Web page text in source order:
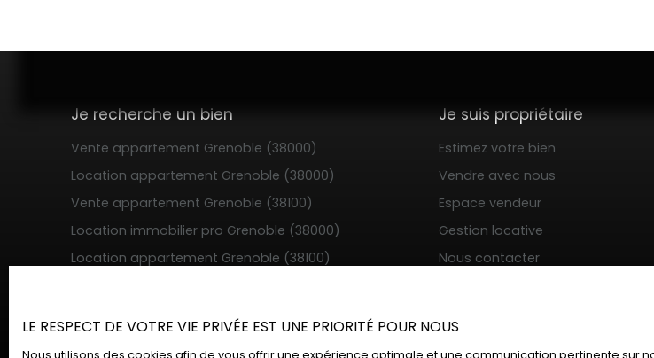
Je recherche un bien
Vente appartement Grenoble (38000)
Location appartement Grenoble (38000)
Vente appartement Grenoble (38100)
Location immobilier pro Grenoble (38000)
Location appartement Grenoble (38100)
Je suis propriétaire
Estimez votre bien
Vendre avec nous
Espace vendeur
Gestion locative
Nous contacter
LE RESPECT DE VOTRE VIE PRIVÉE EST UNE PRIORITÉ POUR NOUS
Nous utilisons des cookies afin de vous offrir une expérience optimale et une communication pertinente